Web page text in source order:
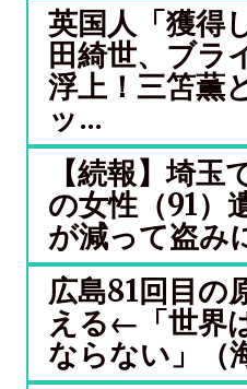
英国人「獲得
田綺世、ブラ
浮上！三笘薫
ッ...
【続報】埼玉
の女性（91）
が減って盗み
広島81回目の
える←「世界
ならない」（